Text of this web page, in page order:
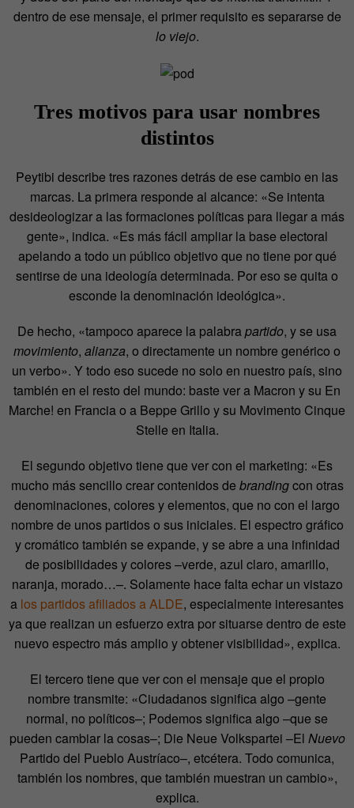
dentro de ese mensaje, el primer requisito es separarse de
lo viejo.
Tres motivos para usar nombres
distintos
Peytibi describe tres razones detrás de ese cambio en las
marcas. La primera responde al alcance: «Se intenta
desideologizar a las formaciones políticas para llegar a más
gente», indica. «Es más fácil ampliar la base electoral
apelando a todo un público objetivo que no tiene por qué
sentirse de una ideología determinada. Por eso se quita o
esconde la denominación ideológica».
De hecho, «tampoco aparece la palabrapartido, y se usa
movimiento, alianza, o directamente un nombre genérico o
un verbo». Y todo eso sucede no solo en nuestro país, sino
también en el resto del mundo: baste ver a Macron y su En
Marche! en Francia o a Beppe Grillo y su Movimento Cinque
Stelle en Italia.
El segundo objetivo tiene que ver con el marketing: «Es
mucho más sencillo crear contenidos de brandingcon otras
denominaciones, colores y elementos, que no con el largo
nombre de unos partidos o sus iniciales. El espectro gráfico
y cromático también se expande, y se abre a una infinidad
de posibilidades y colores –verde, azul claro, amarillo,
naranja, morado…–. Solamente hace falta echar un vistazo
a los partidos afiliados a ALDE, especialmente interesantes
ya que realizan un esfuerzo extra por situarse dentro de este
nuevo espectro más amplio y obtener visibilidad», explica.
El tercero tiene que ver con el mensaje que el propio
nombre transmite: «Ciudadanos significa algo –gente
normal, no políticos–; Podemos significa algo –que se
pueden cambiar la cosas–; Die Neue Volkspartei –El Nuevo
Partido del Pueblo Austríaco–, etcétera. Todo comunica,
también los nombres, que también muestran un cambio»,
explica.